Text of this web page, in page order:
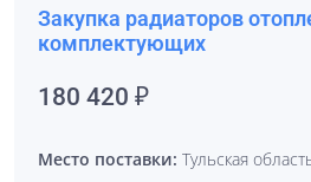
Закупка радиаторов
комплектующих
180 420 ₽
Место поставки: Тульская